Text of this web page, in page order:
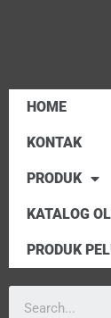
HOME
KONTAK
PRODUK
KATALOG
PRODUK